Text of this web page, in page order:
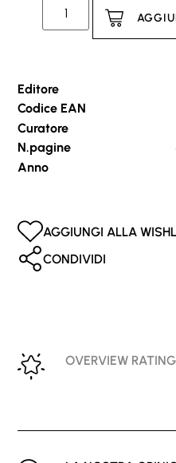
Editore
Codice EAN
Curatore
N.pagine
Anno
AGGIUNGI ALLA
CONDIVIDI
OVERVIEW RATING